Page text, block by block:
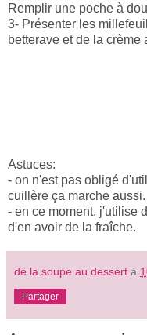
Remplir une poche à
3- Présenter les
betterave et de la crème
Astuces:
- on n'est pas obligé
cuillère ça marche aussi.
- en ce moment, j'utilise
d'en avoir de la fraîche.
de la soupe au dessert à
Partager